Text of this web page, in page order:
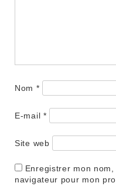
Nom *
E-mail *
Site web
Enregistrer mon
navigateur pour mon